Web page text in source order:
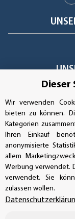
Dieser
Wir verwenden
bieten zu können.
Kategorien
Ihren Einkauf
anonymisierte
allem
Werbung verwendet.
verwendet. Sie
zulassen wollen.